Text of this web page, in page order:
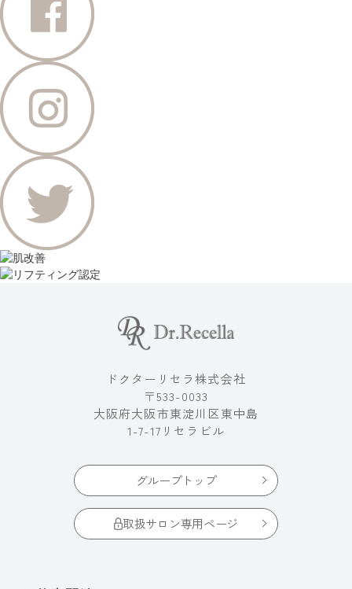
ドクターリセラ株式会社
〒533-0033
大阪府大阪市東淀川区東中島
1-7-17リセラビル
グループトップ
取扱サロン専用ページ